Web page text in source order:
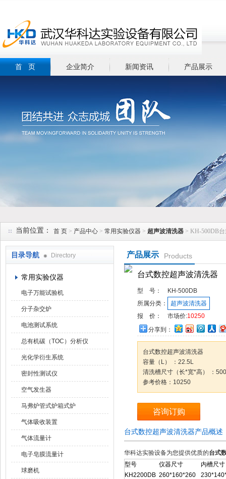
首 页 企业简介 新闻资讯 产品展示
当前位置： 首 页 > 产品中心 > 常用实验仪器 > 超声波清洗器 > KH-500DB
目录导航 Directory
常用实验仪器
电子万能试验机
分子杂交炉
电池测试系统
总有机碳（TOC）分析仪
光化学衍生系统
密封性测试仪
空气发生器
马弗炉管式炉箱式炉
气体吸收装置
气体流量计
电子皂膜流量计
球磨机
产品展示 Products
台式数控超声波清洗器
型 号：
KH-500DB
所属分类：
超声波清洗器
报 价：
市场价:10250
分享到：
台式数控超声波清洗器
容量（L） ：22.5L
清洗槽尺寸（长*宽*高） ：
参考价格：10250
咨询订购
台式数控超声波清洗器产品概述
华科达实验设备为您提供优质的台式
型号
仪器尺寸
内槽尺寸
KH2200DB 260*160*260